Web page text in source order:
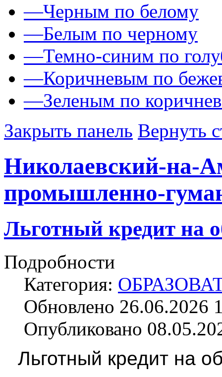
—Черным по белому
—Белым по черному
—Темно-синим по
—Коричневым по
—Зеленым по
Закрыть панель Вернуть
Николаевский-на-
промышленно-
Льготный кредит на
Подробности
Категория:
Обновлено 26.06.2026
Опубликовано
Льготный кредит на